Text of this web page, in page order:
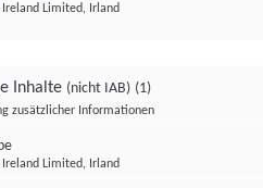
Ireland Limited, Irland
Inhalte (nicht IAB) (1)
zusätzlicher Informationen
Ireland Limited, Irland